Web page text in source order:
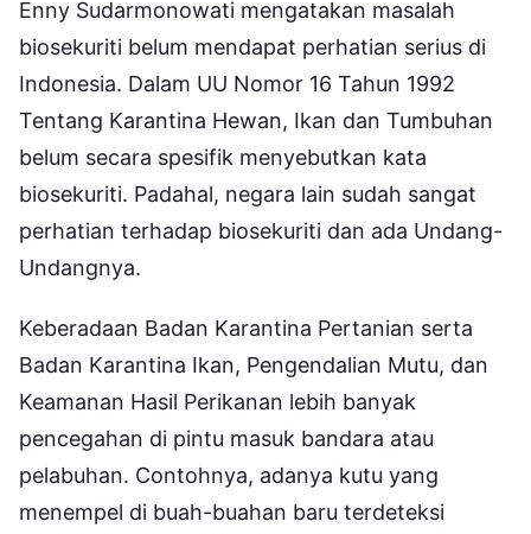
Enny Sudarmonowati mengatakan masalah
biosekuriti belum mendapat perhatian serius di
Indonesia. Dalam UU Nomor 16 Tahun 1992
Tentang Karantina Hewan, Ikan dan Tumbuhan
belum secara spesifik menyebutkan kata
biosekuriti. Padahal, negara lain sudah sangat
perhatian terhadap biosekuriti dan ada Undang-
Undangnya.
Keberadaan Badan Karantina Pertanian serta
Badan Karantina Ikan, Pengendalian Mutu, dan
Keamanan Hasil Perikanan lebih banyak
pencegahan di pintu masuk bandara atau
pelabuhan. Contohnya, adanya kutu yang
menempel di buah-buahan baru terdeteksi